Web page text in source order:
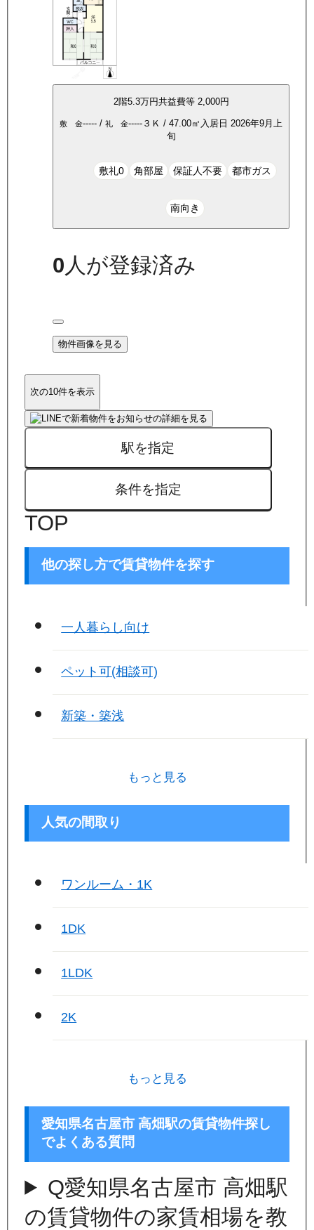
2階5.3万円共益費等 2,000円
敷 金----- / 礼 金----- ３Ｋ / 47.00㎡ 入居日 2026年9月上
旬
敷礼0 角部屋 保証人不要 都市ガス
南向き
0 人が登録済み
物件画像を見る
次の10件を表示
駅を指定
条件を指定
TOP
他の探し方で賃貸物件を探す
一人暮らし向け
ペット可(相談可)
新築・築浅
もっと見る
人気の間取り
ワンルーム・1K
1DK
1LDK
2K
もっと見る
愛知県名古屋市 高畑駅の賃貸物件探し
でよくある質問
Q愛知県名古屋市 高畑駅
の賃貸物件の家賃相場を教